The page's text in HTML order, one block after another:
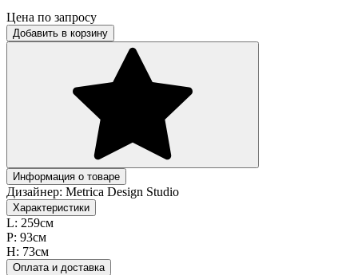
Цена по запросу
Добавить в корзину
Информация о товаре
Дизайнер: Metrica Design Studio
Характеристики
L: 259см
P: 93см
H: 73см
Оплата и доставка